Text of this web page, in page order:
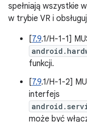
spełniają wszystkie
w trybie VR i
[7.9.1/H-1-1]
funkcji.
[7.9.1/H-1-2]
interfejs
może być